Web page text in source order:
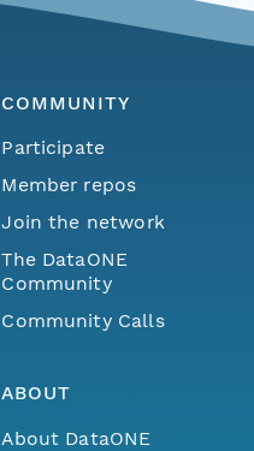
COMMUNITY
Participate
Member repos
Join the network
The DataONE
Community
Community Calls
ABOUT
About DataONE